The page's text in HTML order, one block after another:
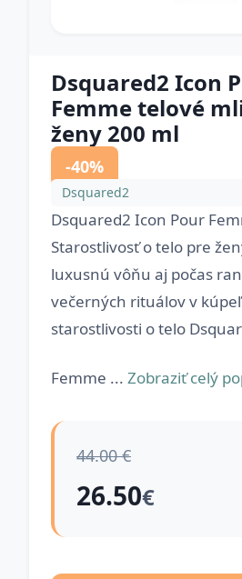
Dsquared2 Icon
Femme telové
ženy 200 ml
-40%
Dsquared2
Dsquared2 Icon Pour
Starostlivosť o telo pre
luxusnú vôňu aj počas
večerných rituálov v
starostlivosti o telo
Femme ... Zobraziť celý
44.00 €
26.50€